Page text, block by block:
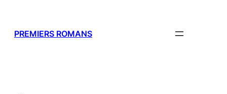
contenu
PREMIERS ROMANS